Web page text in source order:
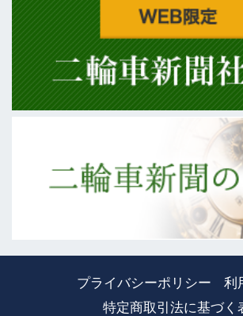
プライバシーポリシー
利
特定商取引法に基づく